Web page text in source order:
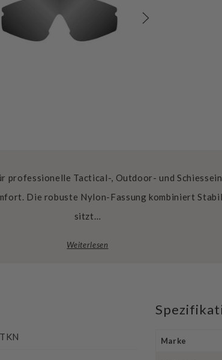
professionelle Tactical-, Outdoor- und
Die robuste Nylon-Fassung kombiniert
sitzt…
Weiterlesen
Marke